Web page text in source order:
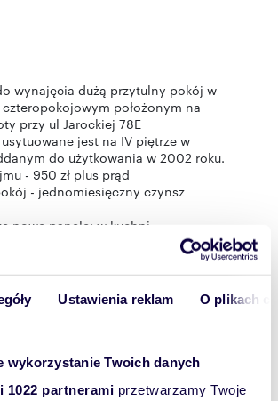
Ustawienia reklam O plikach
wykorzystanie Twoich danych
1022 partnerami przetwarzamy Twoje
wynajęcia dużą przytulny pokój w
położonym na
przy ul Jarockiej 78E
jest na IV piętrze w
do użytkowania w 2002 roku.
- 950 zł plus prąd
- jednomiesięczny czynsz
nowe panele; w kuchni,
zainstalowane oświetlenie
instalacja elektryczna.
wyposażona w kabinę
zmywarka, płyta